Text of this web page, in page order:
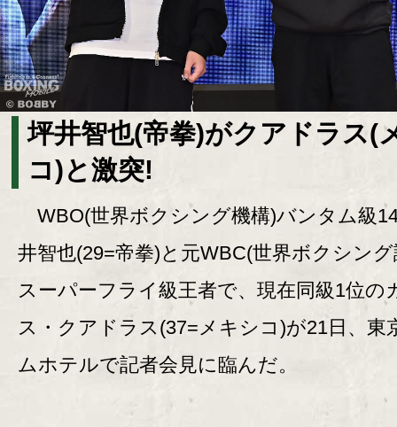
坪井智也(帝拳)がクアドラス(
コ)と激突!
WBO(世界ボクシング機構)バンタム級
井智也(29=帝拳)と元WBC(世界ボクシン
スーパーフライ級王者で、現在同級1位の
ス・クアドラス(37=メキシコ)が21日、東
ムホテルで記者会見に臨んだ。